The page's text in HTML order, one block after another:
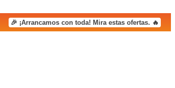
🎉 ¡Arrancamos con toda! Mira estas ofertas. 🔥